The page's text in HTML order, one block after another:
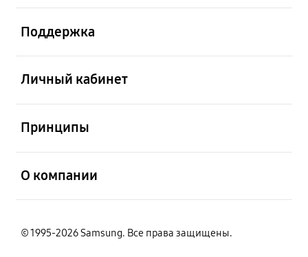
Поддержка
Личный кабинет
Принципы
О компании
© 1995-2026 Samsung. Все права защищены.